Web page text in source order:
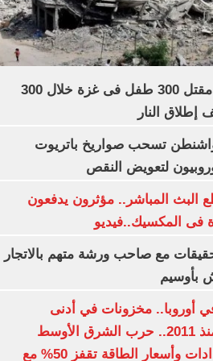
اليونيسف: مقتل 300 طفل فى غزة خلال 300
النار
تسحب صواريخ باتريوت
لتعويض النقص
المباشر.. مؤثرون يدفعون
فى المكسيك..فيديو
مع صاحب ورشة متهم بالاتجار
بأوسيم
في أوروبا.. مخزونات في أدنى
مستوياتها منذ 2011.. حرب الشرق الأوسط
تعطل الإمدادات وأسعار الطاقة تقفز 50% مع